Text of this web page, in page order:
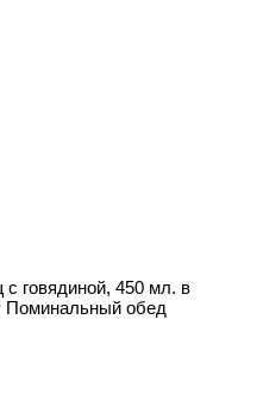
говядиной, 450 мл. в
Поминальный обед